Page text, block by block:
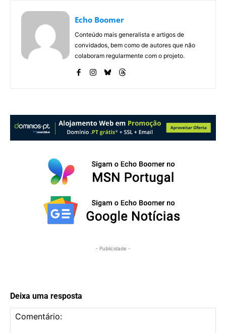
Echo Boomer
Conteúdo mais generalista e artigos de
convidados, bem como de autores que não
colaboram regularmente com o projeto.
- Publicidade -
Deixa uma resposta